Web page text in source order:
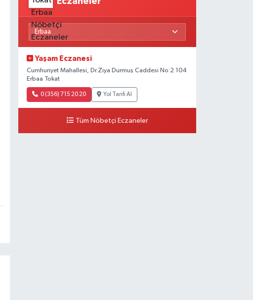
Yaşam Eczanesi
Cumhuriyet Mahallesi, Dr.Ziya Durmuş Caddesi No:2 104
Erbaa Tokat
0 (356) 715 20 20 Yol Tarifi Al
Tüm Nöbetçi Eczaneler